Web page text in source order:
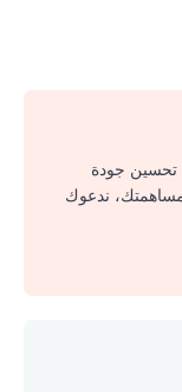
تحسين جودة
مساهمتك، ندعوك